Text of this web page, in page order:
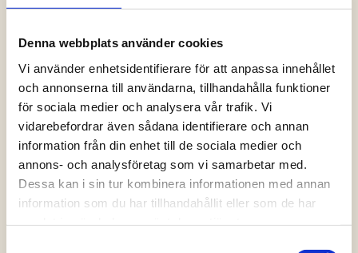
Denna webbplats använder cookies
Vi använder enhetsidentifierare för att anpassa innehållet
och annonserna till användarna, tillhandahålla funktioner
för sociala medier och analysera vår trafik. Vi
vidarebefordrar även sådana identifierare och annan
information från din enhet till de sociala medier och
annons- och analysföretag som vi samarbetar med.
Dessa kan i sin tur kombinera informationen med annan
information som du har tillhandahållit eller som de har
har att erbjuda. Saknar du dina uppgifter?
lösenord” alternativt kontakta oss så hjälper
vi dig!
Logga in